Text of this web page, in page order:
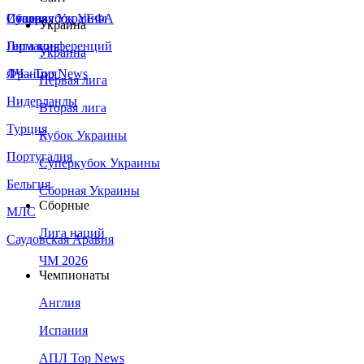
Сборная Украины
Италия
Германия
Франция
Нидерланды
Турция
Португалия
Бельгия
МЛС
Саудовская Аравия
Суперкубок УЕФА
Лига конференций
ЛЧ - Top News
Украина
Украина
Первая лига
Вторая лига
Кубок Украины
Суперкубок Украины
Сборная Украины
Сборные
Лига наций
ЧМ 2026
Чемпионаты
Англия
Испания
АПЛ Top News